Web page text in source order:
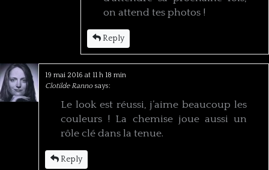
on attend tes photos !
Reply
19 mai 2016 at 11 h 18 min
Clotilde Ranno says:
Le look est réussi, j’aime beaucoup les
couleurs ! La chemise joue aussi un
rôle clé dans la tenue.
Reply